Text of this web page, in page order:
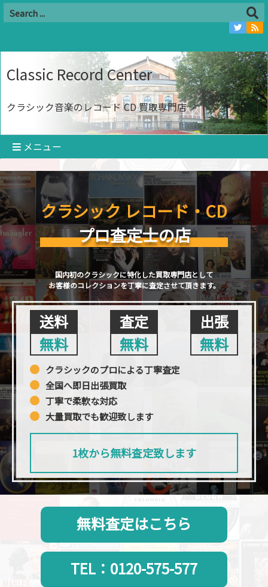
Classic Record Center
クラシック音楽のレコード CD 買取専門店
メニュー
クラシック レコード・CD
プロ査定士の店
国内初のクラシックに特化した買取専門店として
お客様のコレクションを丁寧に査定させて頂きます。
送料
無料
査定
無料
出張
無料
クラシックのプロによる丁寧査定
全国へ即日出張買取
丁寧で柔軟な対応
大量買取でも歓迎致します
1枚から無料査定致します
無料査定はこちら
TEL：0120-575-577